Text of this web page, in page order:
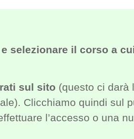
selezionare il corso a
sul sito (questo ci darà
Clicchiamo quindi sul
l’accesso o una